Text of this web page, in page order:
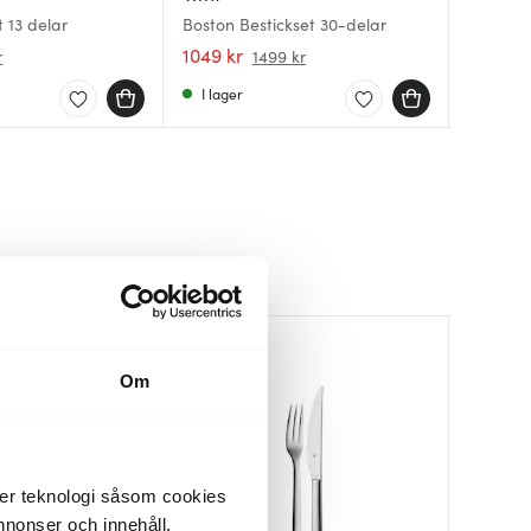
Om
teknologi såsom cookies
och innehåll,
13 delar Boston Bestickset 30-delar
1049 kr 1499 kr
I lager